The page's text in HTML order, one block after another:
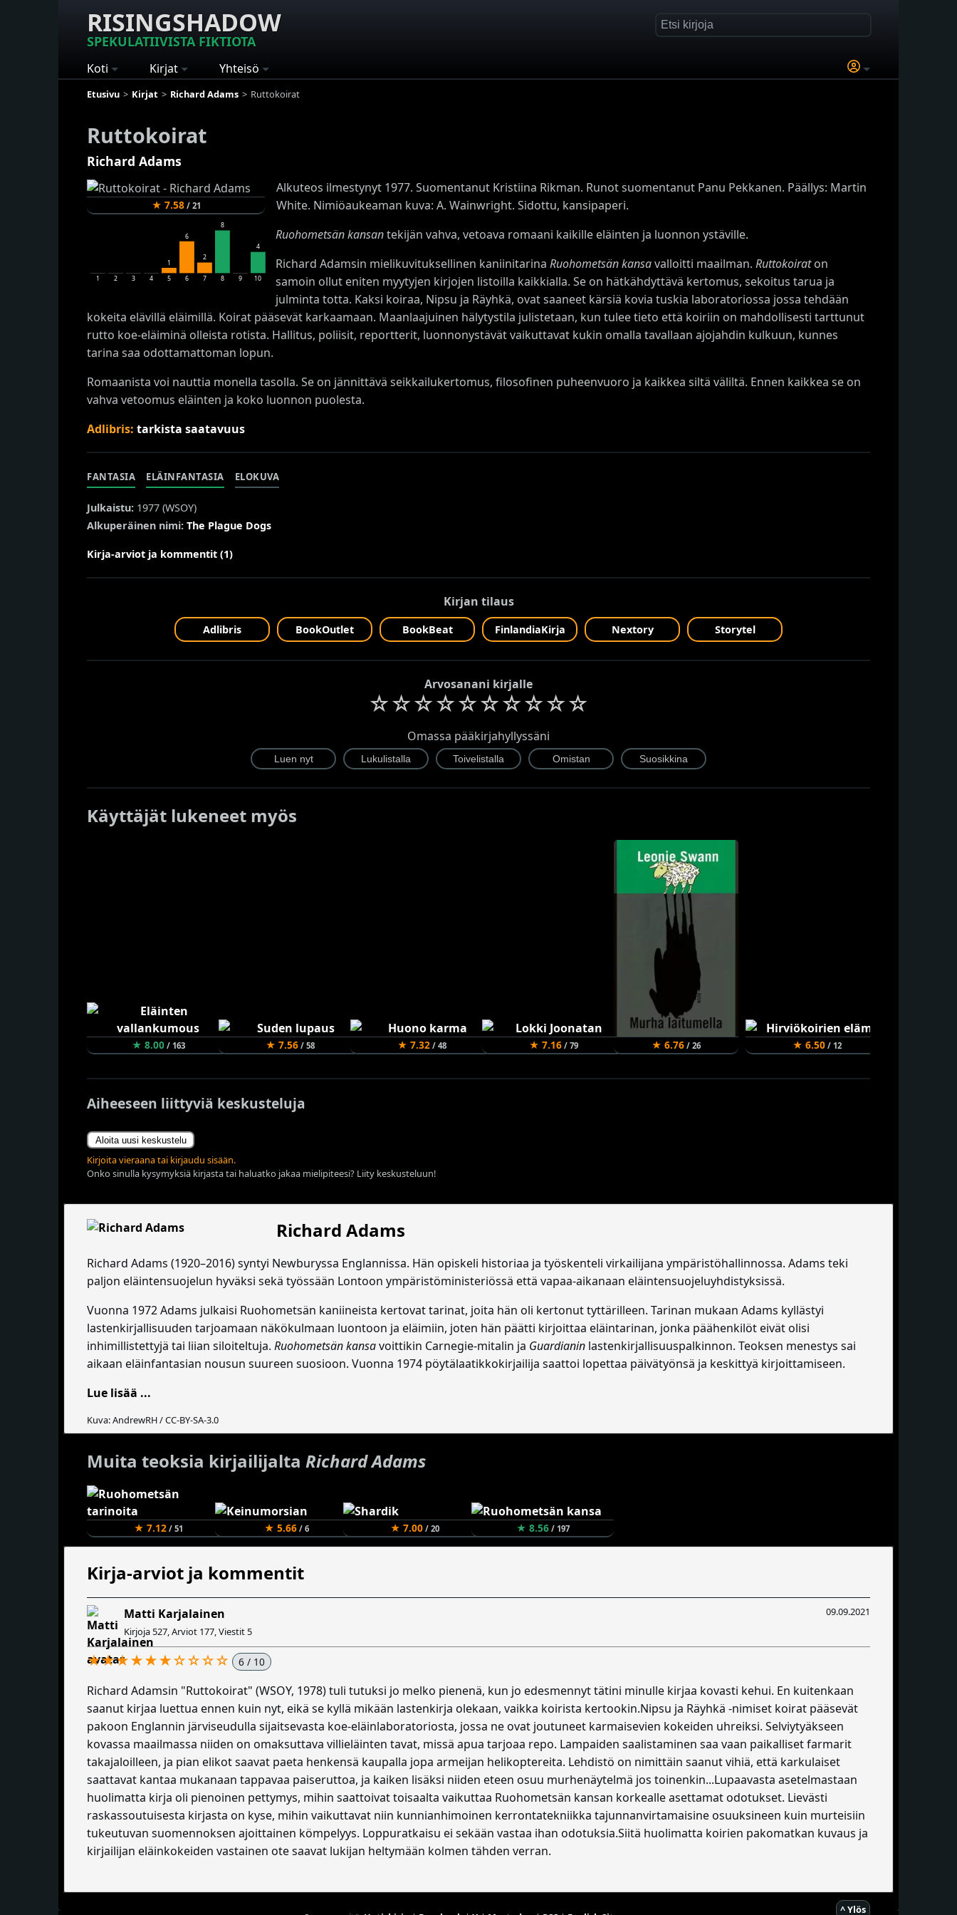
RISINGSHADOW
SPEKULATIIVISTA FIKTIOTA
Koti Kirjat Yhteisö
Etusivu Kirjat Richard Adams Ruttokoirat
Ruttokoirat
Richard Adams
★ 7.58/ 21
1 2 3 4
1
5
6
6
2
7
8
8 9
4
10
Alkuteos ilmestynyt 1977. Suomentanut Kristiina Rikman. Runot suomentanut Panu Pekkanen. Päällys: Martin
White. Nimiöaukeaman kuva: A. Wainwright. Sidottu, kansipaperi.
Ruohometsän kansantekijän vahva, vetoava romaani kaikille eläinten ja luonnon ystäville.
Richard Adamsin mielikuvituksellinen kaniinitarina Ruohometsän kansavalloitti maailman. Ruttokoiraton
samoin ollut eniten myytyjen kirjojen listoilla kaikkialla. Se on hätkähdyttävä kertomus, sekoitus tarua ja
julminta totta. Kaksi koiraa, Nipsu ja Räyhkä, ovat saaneet kärsiä kovia tuskia laboratoriossa jossa tehdään
kokeita elävillä eläimillä. Koirat pääsevät karkaamaan. Maanlaajuinen hälytystila julistetaan, kun tulee tieto että koiriin on mahdollisesti tarttunut
rutto koe-eläiminä olleista rotista. Hallitus, poliisit, reportterit, luonnonystävät vaikuttavat kukin omalla tavallaan ajojahdin kulkuun, kunnes
tarina saa odottamattoman lopun.
Romaanista voi nauttia monella tasolla. Se on jännittävä seikkailukertomus, filosofinen puheenvuoro ja kaikkea siltä väliltä. Ennen kaikkea se on
vahva vetoomus eläinten ja koko luonnon puolesta.
Adlibris: tarkista saatavuus
FANTASIA ELÄINFANTASIA ELOKUVA
Julkaistu: 1977 (WSOY)
Alkuperäinen nimi: The Plague Dogs
Kirja-arviot ja kommentit (1)
Kirjan tilaus
Adlibris BookOutlet BookBeat FinlandiaKirja Nextory Storytel
Arvosanani kirjalle
☆☆☆☆☆☆☆☆☆☆
Omassa pääkirjahyllyssäni
Käyttäjät lukeneet myös
★ 8.00/ 163 ★ 7.56/ 58 ★ 7.32/ 48 ★ 7.16/ 79 ★ 6.76 / 26 ★ 6.50/ 12
Aiheeseen liittyviä keskusteluja
Aloita uusi keskustelu
Kirjoita vieraana tai kirjaudu sisään.
Onko sinulla kysymyksiä kirjasta tai haluatko jakaa mielipiteesi? Liity keskusteluun!
Richard Adams
Richard Adams (1920–2016) syntyi Newburyssa Englannissa. Hän opiskeli historiaa ja työskenteli virkailijana ympäristöhallinnossa. Adams teki
paljon eläintensuojelun hyväksi sekä työssään Lontoon ympäristöministeriössä että vapaa-aikanaan eläintensuojeluyhdistyksissä.
Vuonna 1972 Adams julkaisi Ruohometsän kaniineista kertovat tarinat, joita hän oli kertonut tyttärilleen. Tarinan mukaan Adams kyllästyi
lastenkirjallisuuden tarjoamaan näkökulmaan luontoon ja eläimiin, joten hän päätti kirjoittaa eläintarinan, jonka päähenkilöt eivät olisi
inhimillistettyjä tai liian siloiteltuja. Ruohometsän kansavoittikin Carnegie-mitalin ja Guardianin lastenkirjallisuuspalkinnon. Teoksen menestys sai
aikaan eläinfantasian nousun suureen suosioon. Vuonna 1974 pöytälaatikkokirjailija saattoi lopettaa päivätyönsä ja keskittyä kirjoittamiseen.
Lue lisää ...
Kuva: AndrewRH / CC-BY-SA-3.0
Muita teoksia kirjailijalta Richard Adams
★ 7.12/ 51 ★ 5.66/ 6 ★ 7.00/ 20 ★ 8.56/ 197
Kirja-arviot ja kommentit
09.09.2021
Matti Karjalainen
Kirjoja 527, Arviot 177, Viestit 5
★★★★★★☆☆☆☆ 6 / 10
Richard Adamsin "Ruttokoirat" (WSOY, 1978) tuli tutuksi jo melko pienenä, kun jo edesmennyt tätini minulle kirjaa kovasti kehui. En kuitenkaan
saanut kirjaa luettua ennen kuin nyt, eikä se kyllä mikään lastenkirja olekaan, vaikka koirista kertookin.Nipsu ja Räyhkä -nimiset koirat pääsevät
pakoon Englannin järviseudulla sijaitsevasta koe-eläinlaboratoriosta, jossa ne ovat joutuneet karmaisevien kokeiden uhreiksi. Selviytyäkseen
kovassa maailmassa niiden on omaksuttava villieläinten tavat, missä apua tarjoaa repo. Lampaiden saalistaminen saa vaan paikalliset farmarit
takajaloilleen, ja pian elikot saavat paeta henkensä kaupalla jopa armeijan helikoptereita. Lehdistö on nimittäin saanut vihiä, että karkulaiset
saattavat kantaa mukanaan tappavaa paiseruttoa, ja kaiken lisäksi niiden eteen osuu murhenäytelmä jos toinenkin...Lupaavasta asetelmastaan
huolimatta kirja oli pienoinen pettymys, mihin saattoivat toisaalta vaikuttaa Ruohometsän kansan korkealle asettamat odotukset. Lievästi
raskassoutuisesta kirjasta on kyse, mihin vaikuttavat niin kunnianhimoinen kerrontatekniikka tajunnanvirtamaisine osuuksineen kuin murteisiin
tukeutuvan suomennoksen ajoittainen kömpelyys. Loppuratkaisu ei sekään vastaa ihan odotuksia.Siitä huolimatta koirien pakomatkan kuvaus ja
kirjailijan eläinkokeiden vastainen ote saavat lukijan heltymään kolmen tähden verran.
^ Ylös